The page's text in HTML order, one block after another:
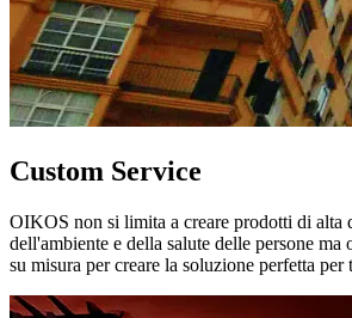
Custom Service
OIKOS non si limita a creare prodotti di alta
dell'ambiente e della salute delle persone ma
su misura per creare la soluzione perfetta per